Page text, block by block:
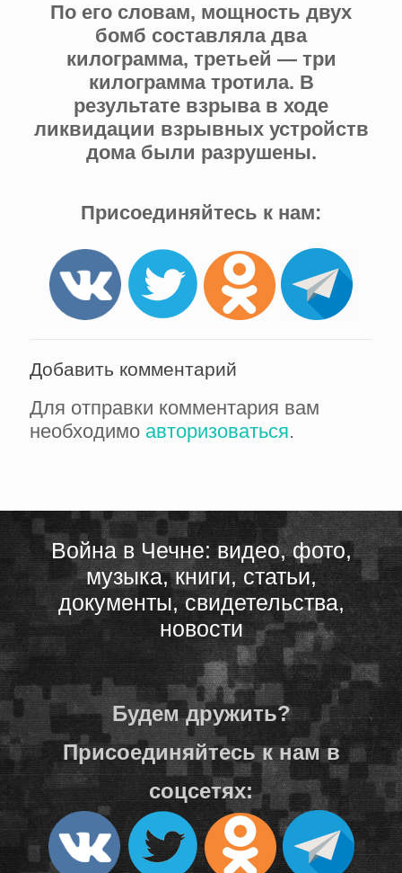
По его словам, мощность двух
бомб составляла два
килограмма, третьей — три
килограмма тротила. В
результате взрыва в ходе
ликвидации взрывных устройств
дома были разрушены.
Присоединяйтесь к нам:
Добавить комментарий
Для отправки комментария вам
необходимо авторизоваться.
Война в Чечне: видео, фото,
музыка, книги, статьи,
документы, свидетельства,
новости
Будем дружить?
Присоединяйтесь к нам в
соцсетях: